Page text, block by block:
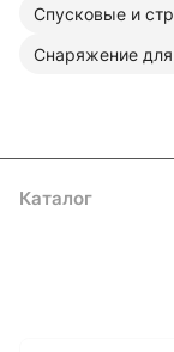
Спусковые и
Снаряжение
Каталог